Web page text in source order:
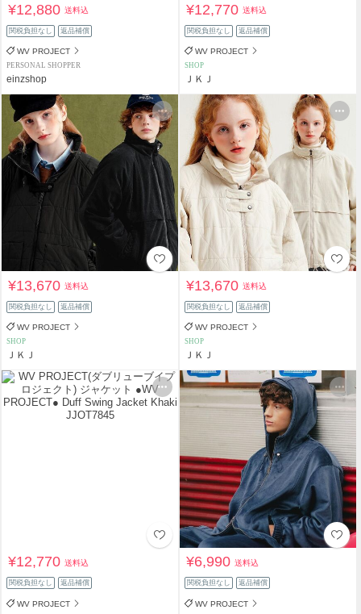
¥12,880送料込
関税負担なし 返品補償
WV PROJECT
PERSONAL SHOPPER
einzshop
¥12,770送料込
関税負担なし 返品補償
WV PROJECT
SHOP
ＪＫＪ
¥13,670送料込
関税負担なし 返品補償
WV PROJECT
SHOP
ＪＫＪ
¥13,670送料込
関税負担なし 返品補償
WV PROJECT
SHOP
ＪＫＪ
¥12,770送料込
関税負担なし 返品補償
WV PROJECT
¥6,990送料込
関税負担なし 返品補償
WV PROJECT